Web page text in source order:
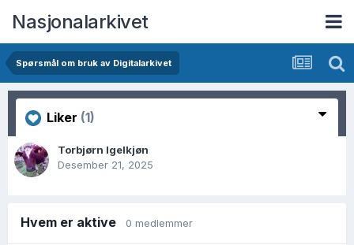
Nasjonalarkivet
Spørsmål om bruk av Digitalarkivet
Liker (1)
Torbjørn Igelkjøn
Desember 21, 2025
Hvem er aktive 0 medlemmer